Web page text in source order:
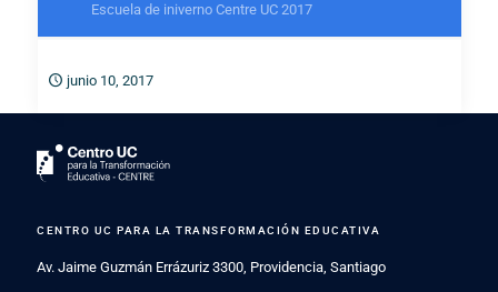
Escuela de iniverno Centre UC 2017
junio 10, 2017
CENTRO UC PARA LA TRANSFORMACIÓN EDUCATIVA
Av. Jaime Guzmán Errázuriz 3300, Providencia, Santiago